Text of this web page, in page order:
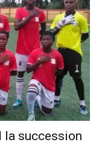
la succession